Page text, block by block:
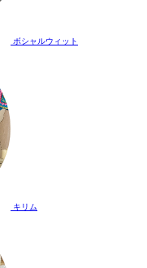
ボシャルウィット
キリム